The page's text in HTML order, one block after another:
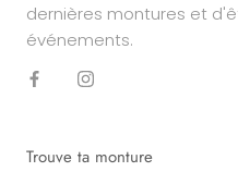
dernières montures et
événements.
Trouve ta monture